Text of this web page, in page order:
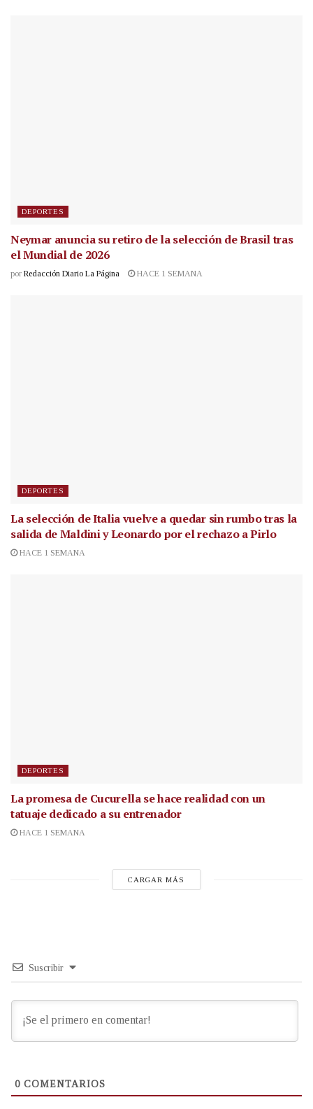
DEPORTES
Neymar anuncia su retiro de la selección de Brasil tras
el Mundial de 2026
por Redacción Diario La Página HACE 1 SEMANA
DEPORTES
La selección de Italia vuelve a quedar sin rumbo tras la
salida de Maldini y Leonardo por el rechazo a Pirlo
HACE 1 SEMANA
DEPORTES
La promesa de Cucurella se hace realidad con un
tatuaje dedicado a su entrenador
HACE 1 SEMANA
CARGAR MÁS
Suscribir
0 COMENTARIOS